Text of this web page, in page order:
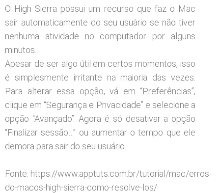
O High Sierra possui um recurso que faz o Mac
sair automaticamente do seu usuário se não tiver
nenhuma atividade no computador por alguns
minutos.
Apesar de ser algo útil em certos momentos, isso
é simplesmente irritante na maioria das vezes.
Para alterar essa opção, vá em “Preferências”,
clique em “Segurança e Privacidade” e selecione a
opção “Avançado”. Agora é só desativar a opção
“Finalizar sessão…” ou aumentar o tempo que ele
demora para sair do seu usuário.
Fonte: https://www.apptuts.com.br/tutorial/mac/erros-
do-macos-high-sierra-como-resolve-los/